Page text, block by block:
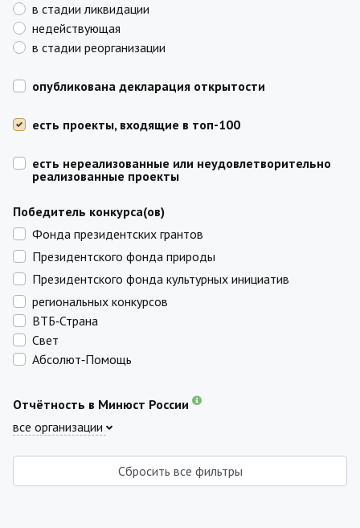
в стадии ликвидации
недействующая
в стадии реорганизации
опубликована декларация открытости
есть проекты, входящие в топ-100
есть нереализованные или неудовлетворительно
реализованные проекты
Победитель конкурса(ов)
Фонда президентских грантов
Президентского фонда природы
Президентского фонда культурных инициатив
региональных конкурсов
ВТБ‑Страна
Свет
Абсолют‑Помощь
Отчётность в Минюст России
все организации
Сбросить все фильтры